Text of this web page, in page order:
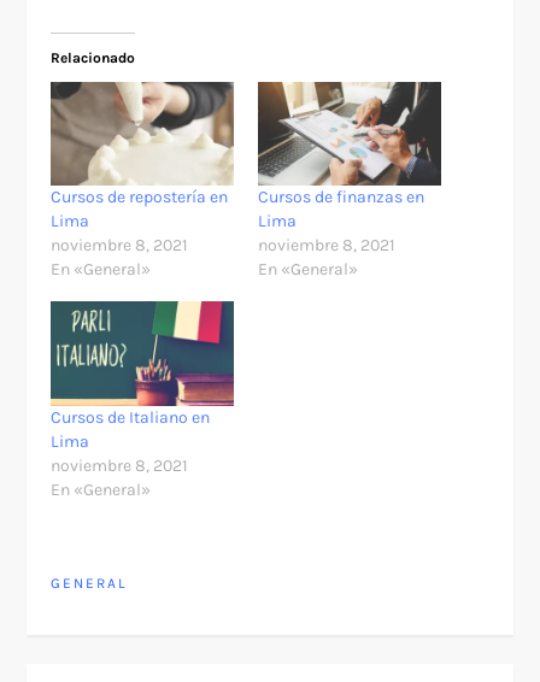
Relacionado
Cursos de repostería en
Lima
noviembre 8, 2021
En «General»
Cursos de finanzas en
Lima
noviembre 8, 2021
En «General»
Cursos de Italiano en
Lima
noviembre 8, 2021
En «General»
GENERAL